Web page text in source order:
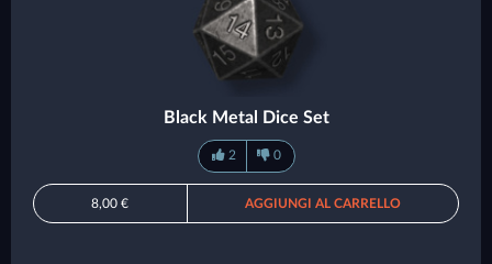
Black Metal Dice Set
2 0
8,00 € AGGIUNGI AL CARRELLO